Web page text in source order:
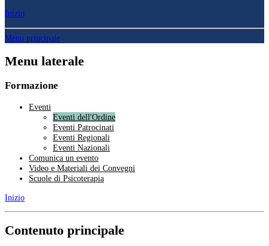
Inizio
Menu principale
Menu laterale
Formazione
Eventi
Eventi dell'Ordine
Eventi Patrocinati
Eventi Regionali
Eventi Nazionali
Comunica un evento
Video e Materiali dei Convegni
Scuole di Psicoterapia
Inizio
Contenuto principale